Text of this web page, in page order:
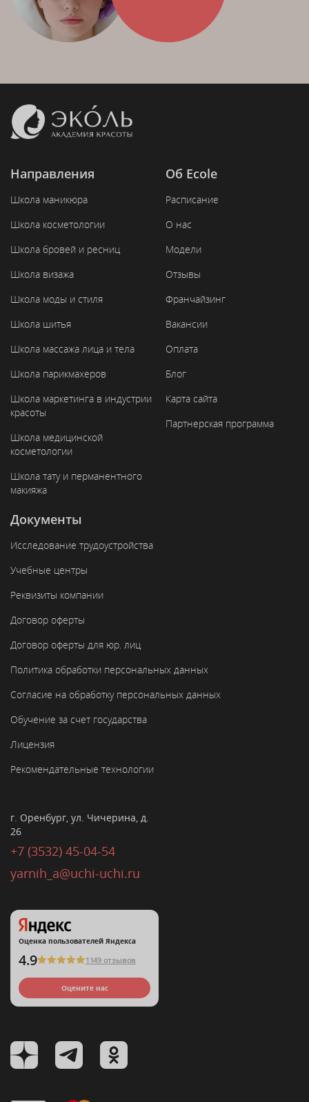
Направления
Школа маникюра
Школа косметологии
Школа бровей и ресниц
Школа визажа
Школа моды и стиля
Школа шитья
Школа массажа лица и тела
Школа парикмахеров
Школа маркетинга в индустрии
красоты
Школа медицинской
косметологии
Школа тату и перманентного
макияжа
Об Ecole
Расписание
О нас
Модели
Отзывы
Франчайзинг
Вакансии
Оплата
Блог
Карта сайта
Партнерская программа
Документы
Исследование трудоустройства
Учебные центры
Реквизиты компании
Договор оферты
Договор оферты для юр. лиц
Политика обработки персональных данных
Согласие на обработку персональных данных
Обучение за счет государства
Лицензия
Рекомендательные технологии
г. Оренбург, ул. Чичерина, д.
26
+7 (3532) 45-04-54
yarnih_a@uchi-uchi.ru
Оценка пользователей Яндекса
4.9 1149 отзывов
Оцените нас